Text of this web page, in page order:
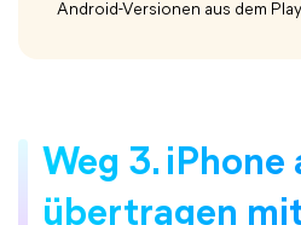
Android-Versionen aus dem
Weg 3. iPhone
übertragen